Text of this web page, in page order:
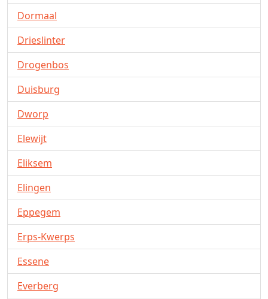
Dormaal
Drieslinter
Drogenbos
Duisburg
Dworp
Elewijt
Eliksem
Elingen
Eppegem
Erps-Kwerps
Essene
Everberg